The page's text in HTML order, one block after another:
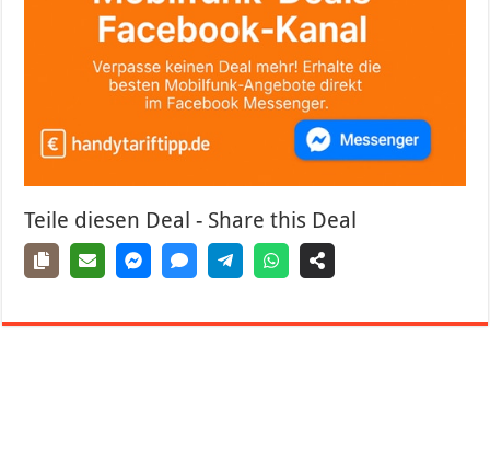
Teile diesen Deal - Share this Deal